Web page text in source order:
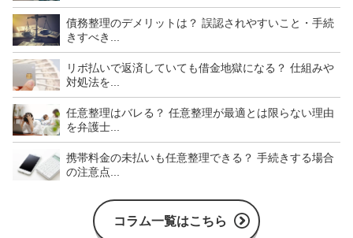
債務整理のデメリットは？ 誤認されやすいこと・手続
きすべき...
リボ払いで返済していても借金地獄になる？ 仕組みや
対処法を...
任意整理はバレる？ 任意整理が最適とは限らない理由
を弁護士...
携帯料金の未払いも任意整理できる？ 手続きする場合
の注意点...
コラム一覧はこちら